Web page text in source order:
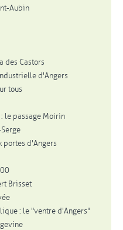
Aubin
des Castors
d'Angers
tous
le passage Moirin
portes d'Angers
Brisset
: le "ventre d'Angers"